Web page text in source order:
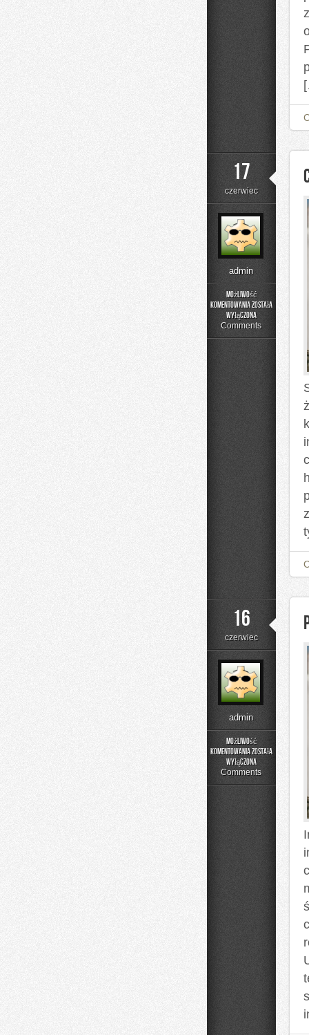
17
czerwiec
admin
Możliwość
komentowania
Czytelnicze
Artykuły
została
wyłączona
Comments
16
czerwiec
admin
Możliwość
komentowania
Poradniki
Użytkownika
została
wyłączona
Comments